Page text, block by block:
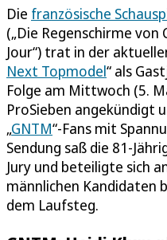
Die französische
(„Die Regenschirme von
Jour“) trat in der
Next Topmodel“ als
Folge am Mittwoch (5.
ProSieben angekündigt
„GNTM“-Fans mit
Sendung saß die 81-
Jury und beteiligte sich
männlichen Kandidaten
dem Laufsteg.